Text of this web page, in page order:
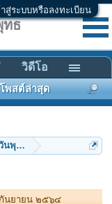
าสู่ระบบหรือลงทะเบียน
นพุธที่ ๑๕ กันยายน ๒๕๖๔
นยายน ๒๕๖๔
ธ
พสต์ล่าสุด
วิดีโอ